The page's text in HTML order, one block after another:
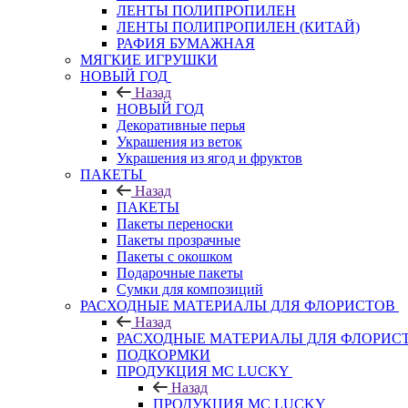
ЛЕНТЫ ПОЛИПРОПИЛЕН
ЛЕНТЫ ПОЛИПРОПИЛЕН (КИТАЙ)
РАФИЯ БУМАЖНАЯ
МЯГКИЕ ИГРУШКИ
НОВЫЙ ГОД
Назад
НОВЫЙ ГОД
Декоративные перья
Украшения из веток
Украшения из ягод и фруктов
ПАКЕТЫ
Назад
ПАКЕТЫ
Пакеты переноски
Пакеты прозрачные
Пакеты с окошком
Подарочные пакеты
Сумки для композиций
РАСХОДНЫЕ МАТЕРИАЛЫ ДЛЯ ФЛОРИСТОВ
Назад
РАСХОДНЫЕ МАТЕРИАЛЫ ДЛЯ
ПОДКОРМКИ
ПРОДУКЦИЯ MC LUCKY
Назад
ПРОДУКЦИЯ MC LUCKY